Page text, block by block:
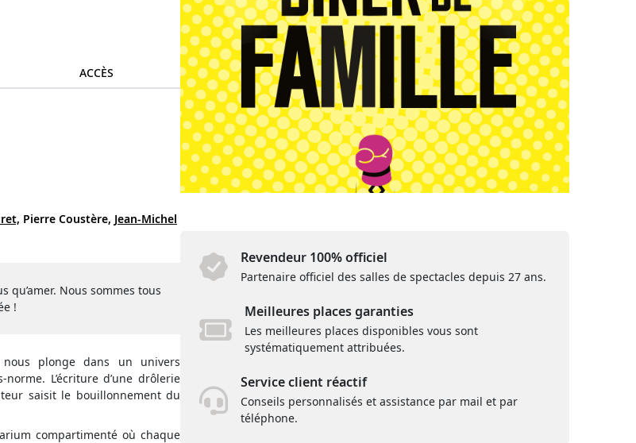
ACCÈS
Pierre Coustère, Jean-Michel
Nous sommes tous
!
plonge dans un univers
L’écriture d’une drôlerie
saisit le bouillonnement du
compartimenté où chaque
Revendeur 100% officiel
Partenaire officiel des salles de spectacles depuis 27 ans.
Meilleures places garanties
Les meilleures places disponibles vous sont
systématiquement attribuées.
Service client réactif
Conseils personnalisés et assistance par mail et par
téléphone.